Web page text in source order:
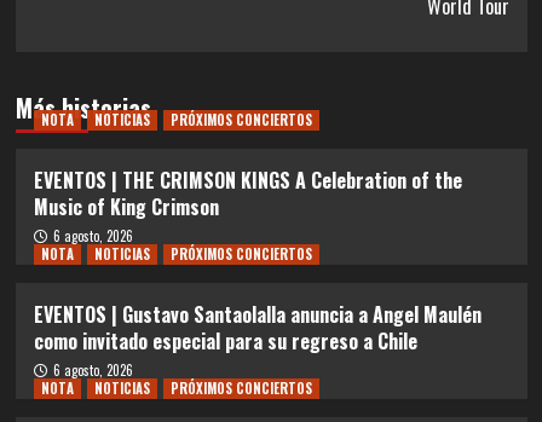
World Tour
Más historias
NOTA NOTICIAS PRÓXIMOS CONCIERTOS
EVENTOS | THE CRIMSON KINGS A Celebration of the
Music of King Crimson
6 agosto, 2026
NOTA
NOTICIAS PRÓXIMOS CONCIERTOS
EVENTOS | Gustavo Santaolalla anuncia a Angel Maulén
como invitado especial para su regreso a Chile
6 agosto, 2026
NOTA
NOTICIAS PRÓXIMOS CONCIERTOS